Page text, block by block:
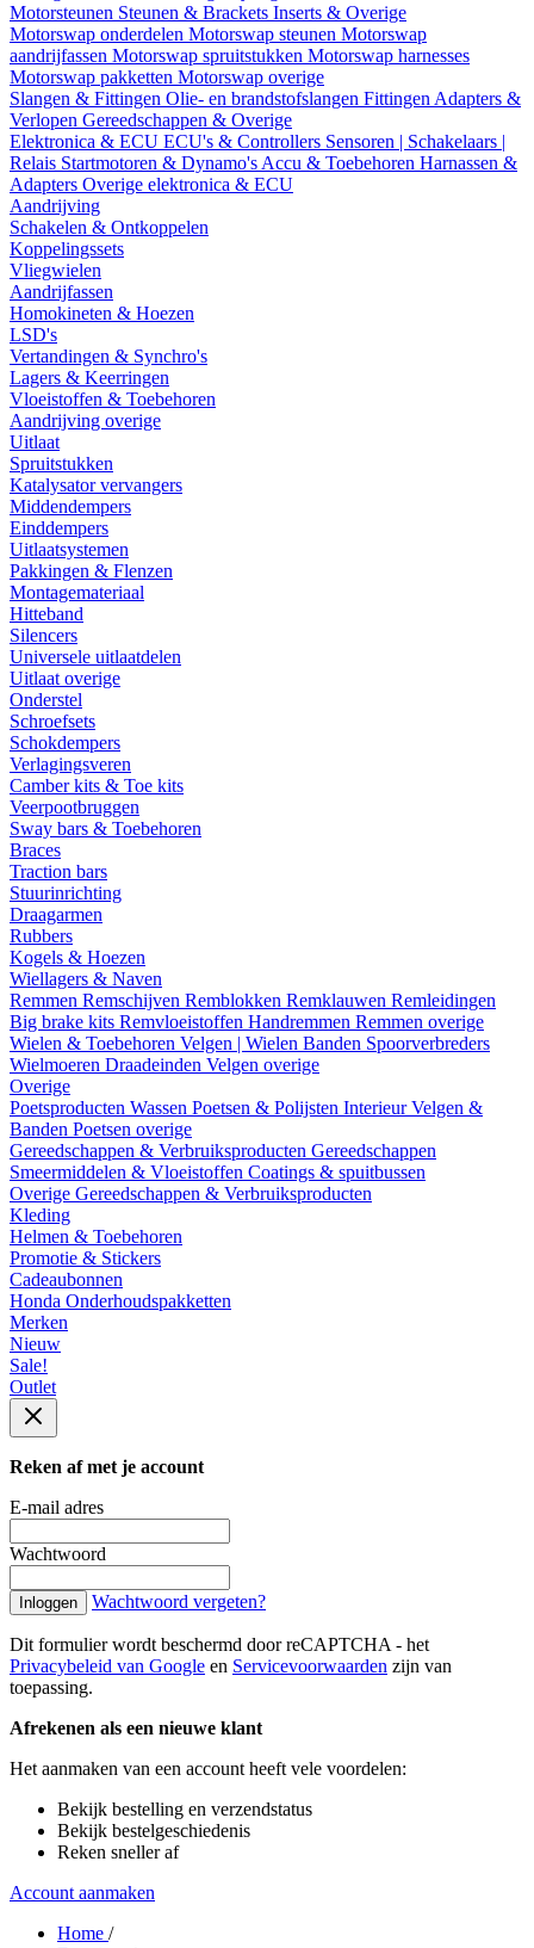
Motorsteunen Steunen & Brackets Inserts & Overige
Motorswap onderdelen Motorswap steunen Motorswap
aandrijfassen Motorswap spruitstukken Motorswap harnesses
Motorswap pakketten Motorswap overige
Slangen & Fittingen Olie- en brandstofslangen Fittingen Adapters &
Verlopen Gereedschappen & Overige
Elektronica & ECU ECU's & Controllers Sensoren | Schakelaars |
Relais Startmotoren & Dynamo's Accu & Toebehoren Harnassen &
Adapters Overige elektronica & ECU
Aandrijving
Schakelen & Ontkoppelen
Koppelingssets
Vliegwielen
Aandrijfassen
Homokineten & Hoezen
LSD's
Vertandingen & Synchro's
Lagers & Keerringen
Vloeistoffen & Toebehoren
Aandrijving overige
Uitlaat
Spruitstukken
Katalysator vervangers
Middendempers
Einddempers
Uitlaatsystemen
Pakkingen & Flenzen
Montagemateriaal
Hitteband
Silencers
Universele uitlaatdelen
Uitlaat overige
Onderstel
Schroefsets
Schokdempers
Verlagingsveren
Camber kits & Toe kits
Veerpootbruggen
Sway bars & Toebehoren
Braces
Traction bars
Stuurinrichting
Draagarmen
Rubbers
Kogels & Hoezen
Wiellagers & Naven
Remmen Remschijven Remblokken Remklauwen Remleidingen
Big brake kits Remvloeistoffen Handremmen Remmen overige
Wielen & Toebehoren Velgen | Wielen Banden Spoorverbreders
Wielmoeren Draadeinden Velgen overige
Overige
Poetsproducten Wassen Poetsen & Polijsten InterieurVelgen &
Banden Poetsen overige
Gereedschappen & Verbruiksproducten Gereedschappen
Smeermiddelen & Vloeistoffen Coatings & spuitbussen
Overige Gereedschappen & Verbruiksproducten
Kleding
Helmen & Toebehoren
Promotie & Stickers
Cadeaubonnen
Honda Onderhoudspakketten
Merken
Nieuw
Sale!
Outlet
Reken af met je account
E-mail adres
Wachtwoord
Inloggen Wachtwoord vergeten?
Dit formulier wordt beschermd door reCAPTCHA - het
Privacybeleid van Google en Servicevoorwaarden zijn van
toepassing.
Afrekenen als een nieuwe klant
Het aanmaken van een account heeft vele voordelen:
Bekijk bestelling en verzendstatus
Bekijk bestelgeschiedenis
Reken sneller af
Account aanmaken
Home /